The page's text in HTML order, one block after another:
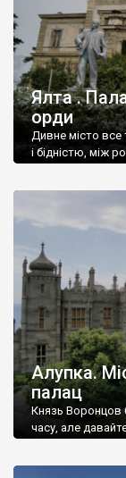
Ялта .
орди
Дивне місто все
і бідністю, між
Алупка.
палац
Князь Воронцов
часу, але